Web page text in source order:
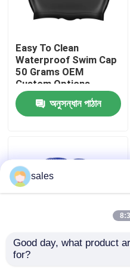
যোগাযোগ করুন
খবর
উদ্ধৃতির জন্য আবেদন
Easy To Clean
Waterproof Swim Cap
50 Grams OEM
Custom Options
Durable Flexible
Material Suitable For
Pool And Open Water
অনুসন্ধান পাঠান
50 Grams Waterproof
sales
Good day, what product
for?